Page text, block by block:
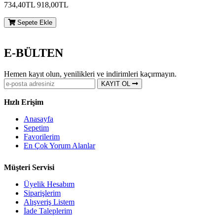
734,40TL 918,00TL
Sepete Ekle
E-BÜLTEN
Hemen kayıt olun, yenilikleri ve indirimleri kaçırmayın.
KAYIT OL
Hızlı Erişim
Anasayfa
Sepetim
Favorilerim
En Çok Yorum Alanlar
Müşteri Servisi
Üyelik Hesabım
Siparişlerim
Alışveriş Listem
İade Taleplerim